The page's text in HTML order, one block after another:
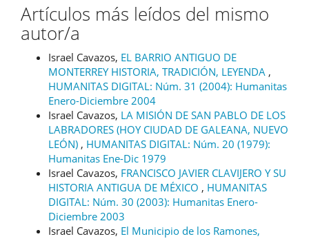
Artículos más leídos del mismo
autor/a
Israel Cavazos, EL BARRIO ANTIGUO DE
MONTERREY HISTORIA, TRADICIÓN, LEYENDA ,
HUMANITAS DIGITAL: Núm. 31 (2004): Humanitas
Enero-Diciembre 2004
Israel Cavazos, LA MISIÓN DE SAN PABLO DE LOS
LABRADORES (HOY CIUDAD DE GALEANA, NUEVO
LEÓN) , HUMANITAS DIGITAL: Núm. 20 (1979):
Humanitas Ene-Dic 1979
Israel Cavazos, FRANCISCO JAVIER CLAVIJERO Y SU
HISTORIA ANTIGUA DE MÉXICO , HUMANITAS
DIGITAL: Núm. 30 (2003): Humanitas Enero-
Diciembre 2003
Israel Cavazos, El Municipio de los Ramones,